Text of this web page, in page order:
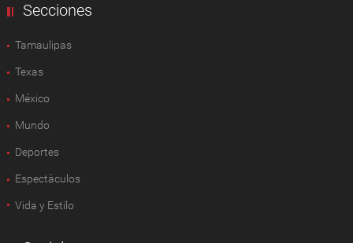
Secciones
Tamaulipas
Texas
México
Mundo
Deportes
Espectàculos
Vida y Estilo